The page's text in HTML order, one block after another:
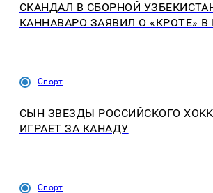
СКАНДАЛ В СБОРНОЙ
КАННАВАРО ЗАЯВИЛ О «КРОТЕ»
Спорт
СЫН ЗВЕЗДЫ РОССИЙСКОГО
ИГРАЕТ ЗА КАНАДУ
Спорт